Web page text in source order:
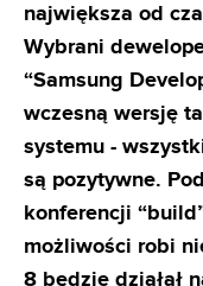
największa od
Wybrani
“Samsung
wczesną wersję
systemu -
są pozytywne.
konferencji
możliwości robi
8 będzie działał